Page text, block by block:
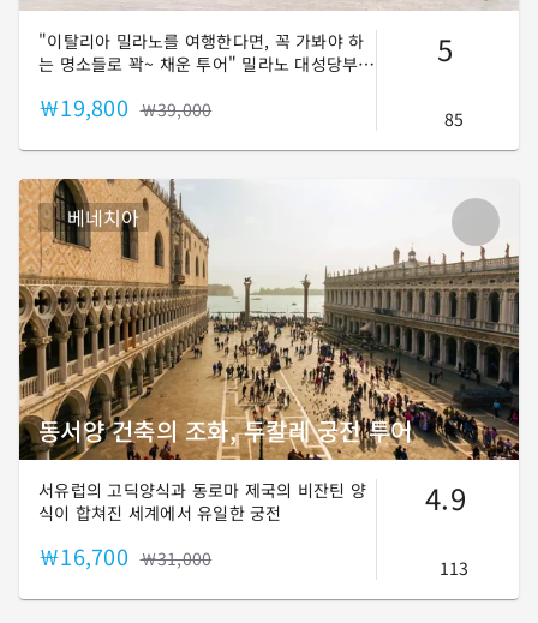
"이탈리아 밀라노를 여행한다면, 꼭 가봐야 하
는 명소들로 꽉~ 채운 투어" 밀라노 대성당부
체스코 성까지! 패션의 도시, 밀라노 곳곳에 숨
￦19,800 ￦39,000
5
85
베네치아
동서양 건축의 조화, 두칼레 궁전 투어
서유럽의 고딕양식과 동로마 제국의 비잔틴 양
식이 합쳐진 세계에서 유일한 궁전
￦16,700 ￦31,000
4.9
113